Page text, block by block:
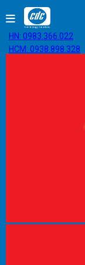
HN: 0983.366.022
HCM: 0938.898.328